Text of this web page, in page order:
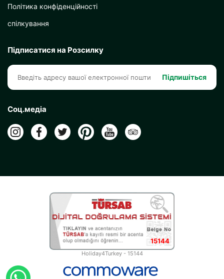
Політика конфіденційності
спілкування
Підписатися на Розсилку
Підпишіться
Соц.медіа
15144
Holiday4Turkey - 15144